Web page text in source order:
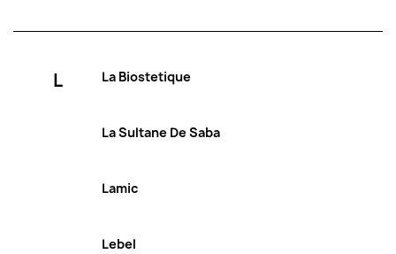
L La Biostetique
La Sultane De Saba
Lamic
Lebel